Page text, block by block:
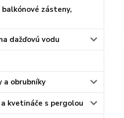
balkónové zásteny,
dažďovú vodu
a obrubníky
kvetináče s pergolou